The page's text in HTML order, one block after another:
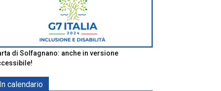
di Solfagnano: anche in versione
In calendario